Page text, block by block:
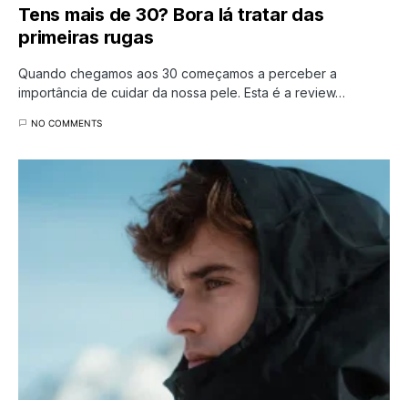
Tens mais de 30? Bora lá tratar das
primeiras rugas
Quando chegamos aos 30 começamos a perceber a
importância de cuidar da nossa pele. Esta é a review…
NO COMMENTS